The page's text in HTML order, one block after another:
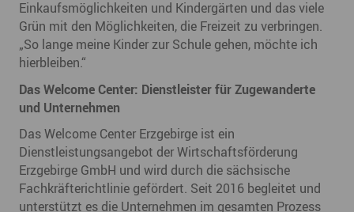
Einkaufsmöglichkeiten und Kindergärten und das viele
Grün mit den Möglichkeiten, die Freizeit zu verbringen.
„So lange meine Kinder zur Schule gehen, möchte ich
hierbleiben.“
Das Welcome Center: Dienstleister für Zugewanderte
und Unternehmen
Das Welcome Center Erzgebirge ist ein
Dienstleistungsangebot der Wirtschaftsförderung
Erzgebirge GmbH und wird durch die sächsische
Fachkräfterichtlinie gefördert. Seit 2016 begleitet und
unterstützt es die Unternehmen im gesamten Prozess